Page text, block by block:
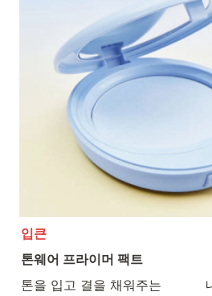
입큰
톤웨어 프라이머 팩트
톤을 입고 결을 채워주는